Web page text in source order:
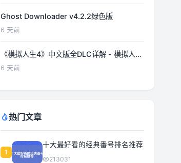
Ghost Downloader v4.2.2绿色版
6 天前
《模拟人生4》中文版全DLC详解 - 模拟人生
游戏指南
6 天前
热门文章
1
十大最好看的经典番号排名推荐
213031